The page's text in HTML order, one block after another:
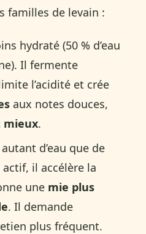
familles de levain :
hydraté (50 % d’eau
Il fermente
l’acidité et crée
aux notes douces,
mieux.
autant d’eau que de
il accélère la
une mie plus
. Il demande
plus fréquent.